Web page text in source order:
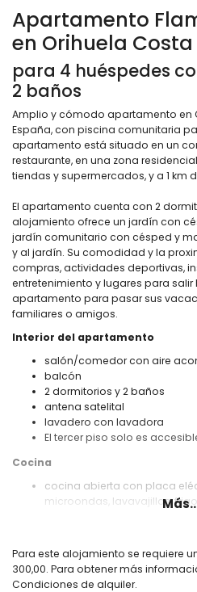
Apartamento
en Orihuela Costa
para 4 huéspedes
2 baños
Amplio y cómodo apartamento en
España, con piscina comunitaria
apartamento está situado en un
restaurante, en una zona
tiendas y supermercados, y a 1 km
El apartamento cuenta con 2
alojamiento ofrece un jardín con
jardín comunitario con césped y
y al jardín. Su comodidad y la
compras, actividades deportivas,
entretenimiento y lugares para salir
apartamento para pasar sus
familiares o amigos.
Interior del apartamento
salón/comedor con aire
balcón
2 dormitorios y 2 baños
antena satelital
lavadero con lavadora
El tercer piso solo es
Cocina
cocina abierta con placa
microondas, lavavajillas,
dormitorio con aire
200 por 180 cm)
Para este alojamiento se requiere
300,00. Para obtener más
Condiciones de alquiler.